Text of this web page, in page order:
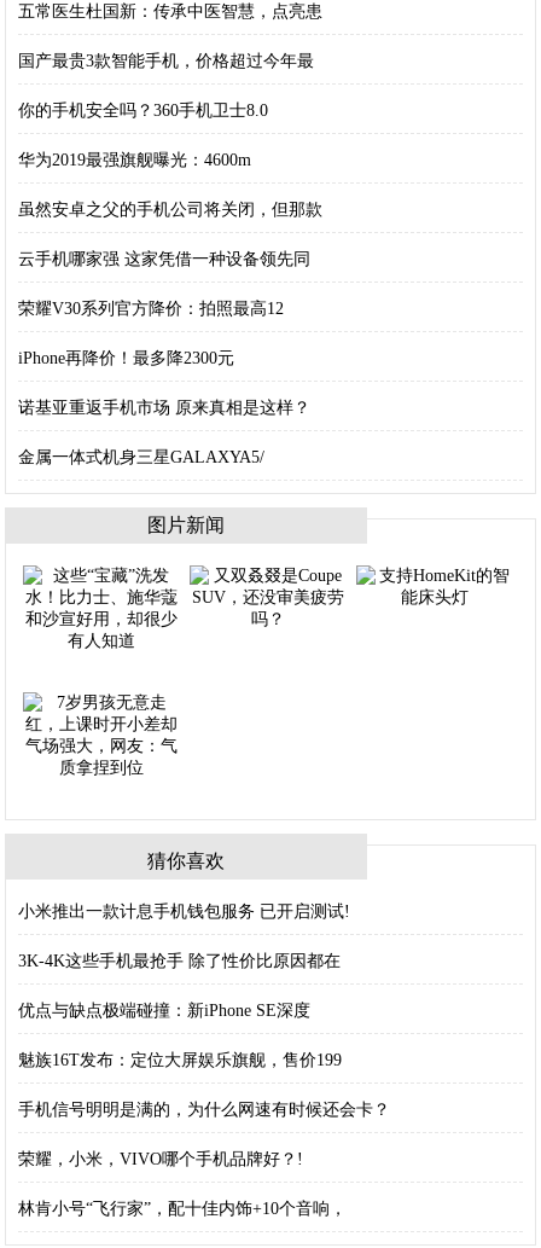
五常医生杜国新：传承中医智慧，点亮患
国产最贵3款智能手机，价格超过今年最
你的手机安全吗？360手机卫士8.0
华为2019最强旗舰曝光：4600m
虽然安卓之父的手机公司将关闭，但那款
云手机哪家强 这家凭借一种设备领先同
荣耀V30系列官方降价：拍照最高12
iPhone再降价！最多降2300元
诺基亚重返手机市场 原来真相是这样？
金属一体式机身三星GALAXYA5/
图片新闻
猜你喜欢
小米推出一款计息手机钱包服务 已开启测试!
3K-4K这些手机最抢手 除了性价比原因都在
优点与缺点极端碰撞：新iPhone SE深度
魅族16T发布：定位大屏娱乐旗舰，售价199
手机信号明明是满的，为什么网速有时候还会卡？
荣耀，小米，VIVO哪个手机品牌好？!
林肯小号“飞行家”，配十佳内饰+10个音响，